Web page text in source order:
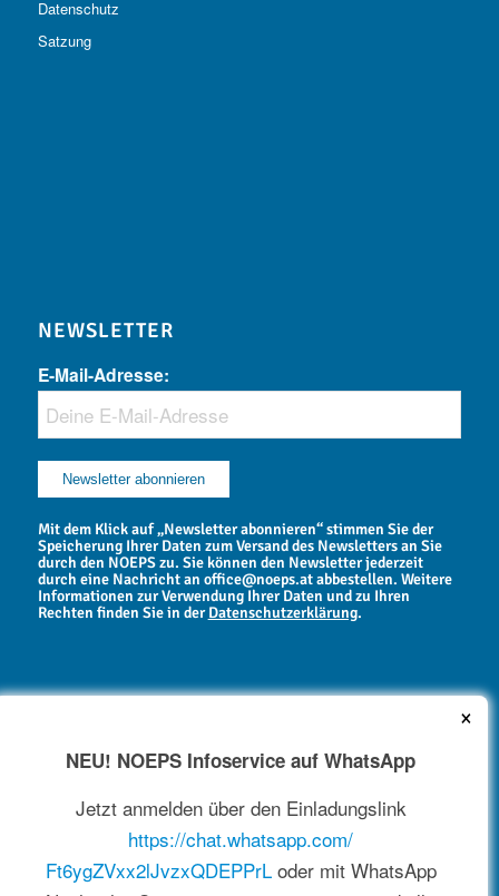
Datenschutz
Satzung
NEWSLETTER
E-Mail-Adresse:
Mit dem Klick auf „Newsletter abonnieren“ stimmen Sie der
Speicherung Ihrer Daten zum Versand des Newsletters an Sie
durch den NOEPS zu. Sie können den Newsletter jederzeit
durch eine Nachricht an office@noeps.at abbestellen. Weitere
Informationen zur Verwendung Ihrer Daten und zu Ihren
Rechten finden Sie in derDatenschutzerklärung.
NEWSARCHIV
×
NEU! NOEPS Infoservice auf WhatsApp
Jetzt anmelden über den Einladungslink
https://chat.whatsapp.com/
Ft6ygZVxx2lJvzxQDEPPrLoder mit WhatsApp